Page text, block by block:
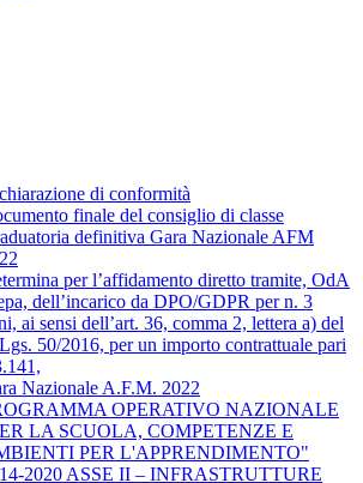
di conformità
finale del consiglio di classe
definitiva Gara Nazionale AFM
per l’affidamento diretto tramite, OdA
dell’incarico da DPO/GDPR per n. 3
ai sensi dell’art. 36, comma 2, lettera a) del
50/2016, per un importo contrattuale pari
Nazionale A.F.M. 2022
OPERATIVO NAZIONALE
LA SCUOLA, COMPETENZE E
PER L'APPRENDIMENTO"
2020 ASSE II – INFRASTRUTTURE